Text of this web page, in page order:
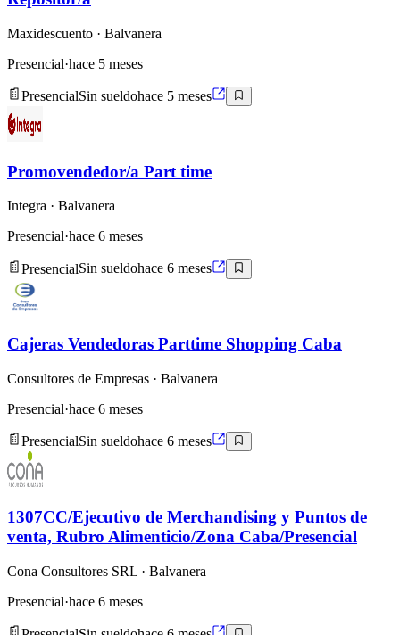
Maxidescuento · Balvanera
Presencial·hace 5 meses
PresencialSin sueldohace 5 meses
Promovendedor/a Part time
Integra · Balvanera
Presencial·hace 6 meses
PresencialSin sueldohace 6 meses
Cajeras Vendedoras Parttime Shopping Caba
Consultores de Empresas · Balvanera
Presencial·hace 6 meses
PresencialSin sueldohace 6 meses
1307CC/Ejecutivo de Merchandising y Puntos de
venta, Rubro Alimenticio/Zona Caba/Presencial
Cona Consultores SRL · Balvanera
Presencial·hace 6 meses